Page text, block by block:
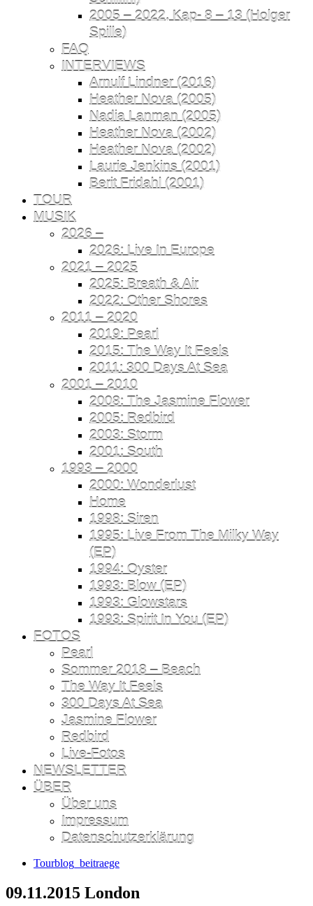
2005 – 2022, Kap- 8 – 13 (Holger
Spille)
FAQ
INTERVIEWS
Arnulf Lindner (2016)
Heather Nova (2005)
Nadia Lanman (2005)
Heather Nova (2002)
Heather Nova (2002)
Laurie Jenkins (2001)
Berit Fridahl (2001)
TOUR
MUSIK
2026 –
2026: Live In Europe
2021 – 2025
2025: Breath & Air
2022: Other Shores
2011 – 2020
2019: Pearl
2015: The Way It Feels
2011: 300 Days At Sea
2001 – 2010
2008: The Jasmine Flower
2005: Redbird
2003: Storm
2001: South
1993 – 2000
2000: Wonderlust
Home
1998: Siren
1995: Live From The Milky Way
(EP)
1994: Oyster
1993: Blow (EP)
1993: Glowstars
1993: Spirit In You (EP)
FOTOS
Pearl
Sommer 2018 – Beach
The Way It Feels
300 Days At Sea
Jasmine Flower
Redbird
Live-Fotos
NEWSLETTER
ÜBER
Über uns
Impressum
Datenschutzerklärung
Tourblog_beitraege
09.11.2015 London